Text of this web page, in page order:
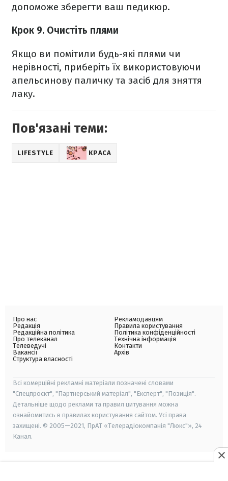
допоможе зберегти ваш педикюр.
Крок 9. Очистіть плями
Якщо ви помітили будь-які плями чи
нерівності, приберіть їх використовуючи
апельсинову паличку та засіб для зняття
лаку.
Пов'язані теми:
LIFESTYLE КРАСА
Про нас
Редакція
Редакційна політика
Про телеканал
Телеведучі
Вакансії
Структура власності
Рекламодавцям
Правила користування
Політика конфіденційності
Технічна інформація
Контакти
Архів
Всі комерційні рекламні матеріали позначені словами
"Спецпроєкт", "Партнерський матеріал", "Експерт", "Позиція".
Детальніше щодо реклами та правил цитування можна
ознайомитись в правилах користування сайтом. Усі права
захищені. © 2005—2021, ПрАТ «Телерадіокомпанія "Люкс"», 24
Канал.